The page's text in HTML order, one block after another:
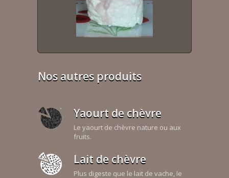
Nos autres produits
Yaourt de chèvre
Le yaourt de chèvre nature ou aux
fruits.
Lait de chèvre
Plus digeste que le lait de vache, le